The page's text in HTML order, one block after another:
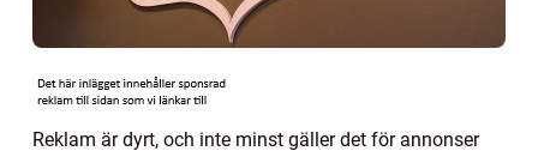
Reklam är dyrt, och inte minst gäller det för annonser